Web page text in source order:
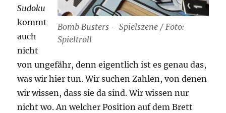
Bomb Busters – Spielszene / Foto:
Spieltroll
Sudoku
kommt
auch
nicht
von ungefähr, denn eigentlich ist es genau das,
was wir hier tun. Wir suchen Zahlen, von denen
wir wissen, dass sie da sind. Wir wissen nur
nicht wo. An welcher Position auf dem Brett